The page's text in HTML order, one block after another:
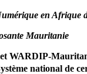
en Afrique
Mauritanie
WARDIP-
national de